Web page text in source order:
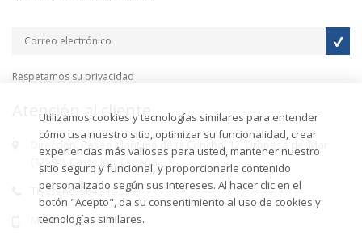
Respetamos su privacidad
Atención al cliente
Dirección. Paseo Marítimo de la Concha, 12, Oropesa del Mar
(12594), Castellón, España.
Teléfono. 964 310 099
Móvil.
Utilizamos cookies y tecnologías similares para entender
cómo usa nuestro sitio, optimizar su funcionalidad, crear
experiencias más valiosas para usted, mantener nuestro
sitio seguro y funcional, y proporcionarle contenido
personalizado según sus intereses. Al hacer clic en el
botón "Acepto", da su consentimiento al uso de cookies y
tecnologías similares.